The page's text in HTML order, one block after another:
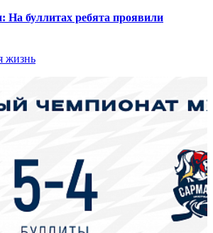
На буллитах ребята проявили
жизнь